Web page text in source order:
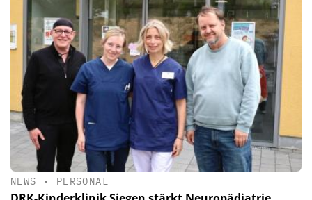
NEWS • PERSONAL